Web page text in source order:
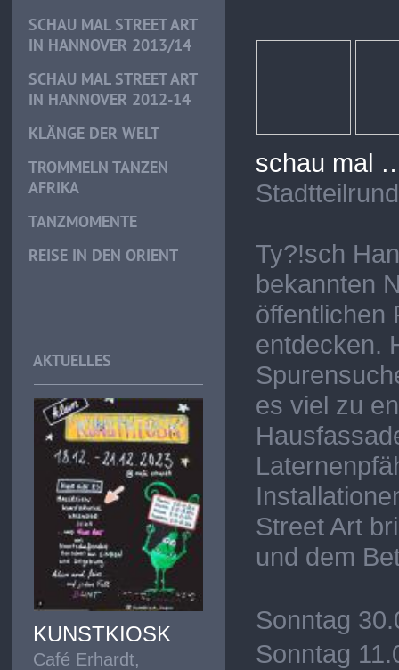
SCHAU MAL STREET ART
IN HANNOVER 2013/14
SCHAU MAL STREET ART
IN HANNOVER 2012-14
KLÄNGE DER WELT
TROMMELN TANZEN
AFRIKA
TANZMOMENTE
REISE IN DEN ORIENT
AKTUELLES
KUNSTKIOSK
Café Erhardt,
schau mal
Ty?!sch
bekannten
öffentlichen
entdecken.
es viel zu
Street Art
und dem
Sonntag
Sonntag